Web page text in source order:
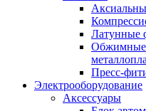
Латунные
Обжимные
Пресс-
Электрооборудование
Аксессуары